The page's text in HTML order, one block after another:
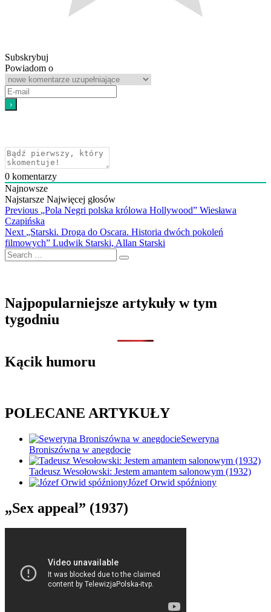
Subskrybuj
Powiadom o
0 komentarzy
Najnowsze
Najstarsze Najwięcej głosów
Nawigacja
wpisu
Previous
Previous
post:
„Pola Negri polska królowa Hollywood” Wiesława
Czapińska
Next
Next
post:
„Starski. Droga do Oscara. Historia dwóch pokoleń
filmowych” Ludwik Starski, Allan Starski
Search
…
Najpopularniejsze artykuły w tym
tygodniu
Kącik humoru
POLECANE ARTYKUŁY
Seweryna
Broniszówna w anegdocie
Tadeusz Wesołowski: Jestem amantem salonowym (1932)
Józef Orwid spóźniony
„Sex appeal” (1937)